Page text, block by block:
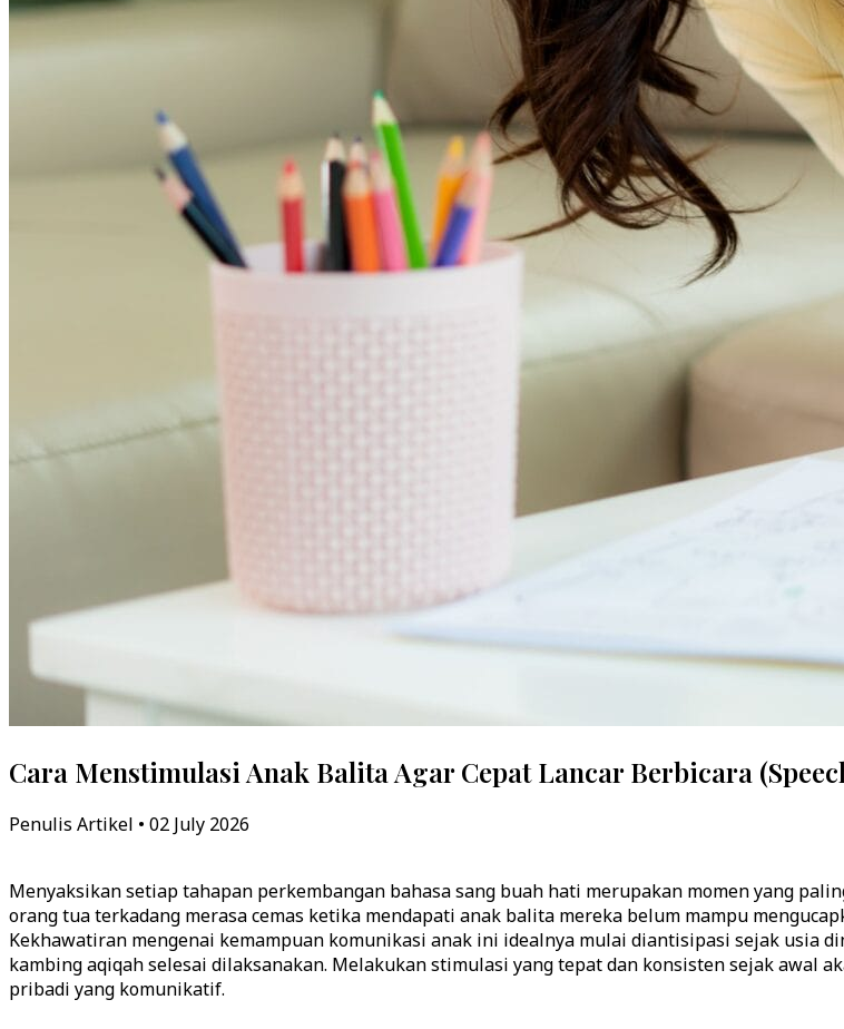
Cara Menstimulasi Anak Balita Agar Cepat Lancar Berbicara
Penulis Artikel • 02 July 2026
Menyaksikan setiap tahapan perkembangan bahasa sang buah hati merupakan momen yang
orang tua terkadang merasa cemas ketika mendapati anak balita mereka belum mampu
Kekhawatiran mengenai kemampuan komunikasi anak ini idealnya mulai diantisipasi sejak usia
kambing aqiqah selesai dilaksanakan. Melakukan stimulasi yang tepat dan konsisten sejak awal
pribadi yang komunikatif.